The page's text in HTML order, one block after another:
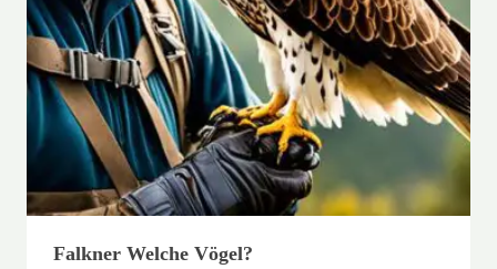
Falkner Welche Vögel?